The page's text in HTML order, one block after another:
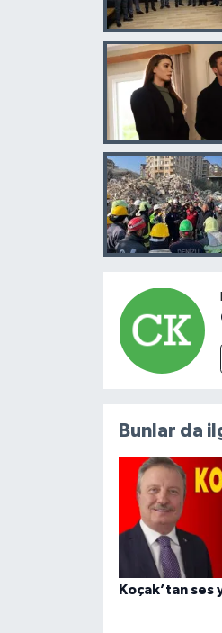
Bunlar da
Koçak’tan ses